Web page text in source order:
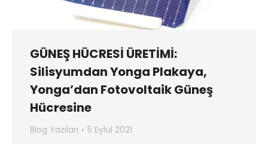
GÜNEŞ HÜCRESİ ÜRETİMİ:
Silisyumdan Yonga Plakaya,
Yonga’dan Fotovoltaik Güneş
Hücresine
Blog Yazıları
5 Eylül 2021